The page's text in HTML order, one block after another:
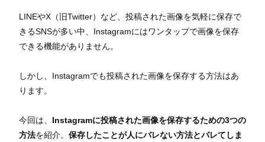
LINEやX（旧Twitter）など、投稿された画像を気軽に保存で
きるSNSが多い中、Instagramにはワンタップで画像を保存
できる機能がありません。
しかし、Instagramでも投稿された画像を保存する方法はあ
ります。
今回は、 Instagramに投稿された画像を保存するための3つの
方法を紹介。 保存したことが人にバレない方法とバレてしま